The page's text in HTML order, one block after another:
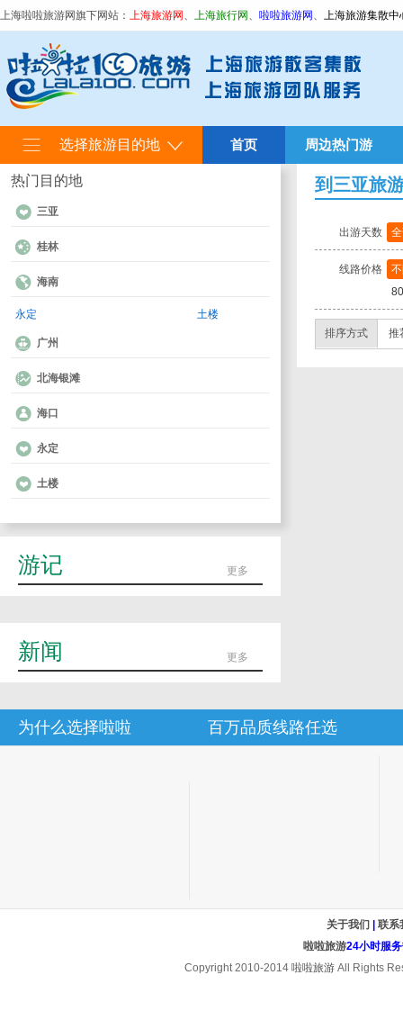
上海啦啦旅游网旗下网站： 上海旅游网 、 上海旅行网 、 啦啦旅游网 、 上海旅游集散中
选择旅游目的地 首页 周边热门游
热门目的地
三亚
桂林
海南
永定 土楼
广州
北海银滩
海口
永定
土楼
游记 更多
新闻 更多
到三亚旅
出游天数
线路价格
排序方式 推
为什么选择啦啦 百万品质线路任选
关于我们
联系
啦啦旅游24小时服
Copyright 2010-2014 啦啦旅游All Rights